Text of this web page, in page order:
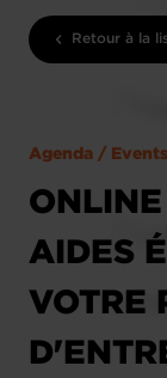
Retour à la
Agenda / Events
AIDES
VOTRE